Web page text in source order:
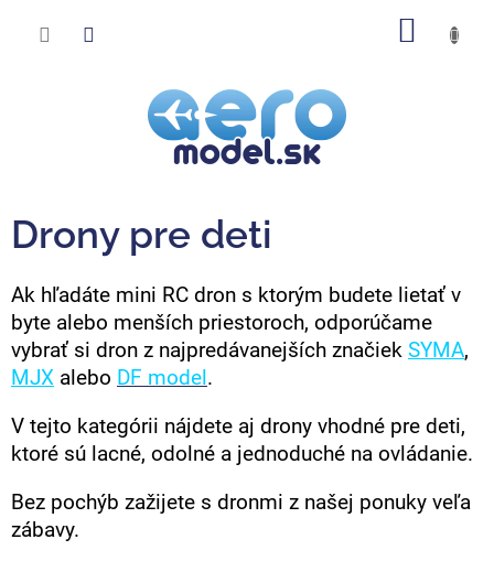
Drony pre deti
Ak hľadáte mini RC dron s ktorým budete lietať v
byte alebo menších priestoroch, odporúčame
vybrať si dron z najpredávanejších značiek SYMA,
MJX alebo DF model .
V tejto kategórii nájdete aj drony vhodné pre deti,
ktoré sú lacné, odolné a jednoduché na ovládanie.
Bez pochýb zažijete s dronmi z našej ponuky veľa
zábavy.